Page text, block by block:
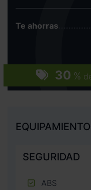
30 %
Te ahorras
SEGURIDAD
ABS